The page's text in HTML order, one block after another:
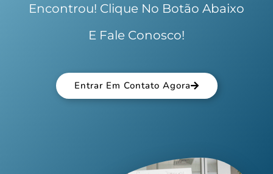
Encontrou! Clique No Botão Abaixo
E Fale Conosco!
Entrar Em Contato Agora